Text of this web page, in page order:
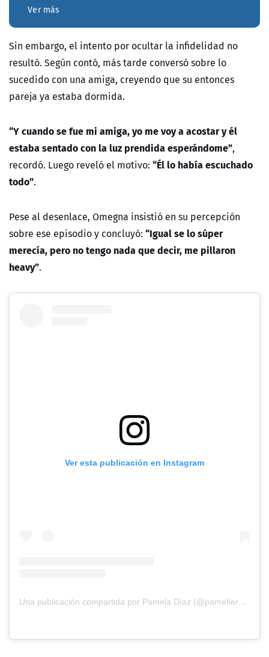
Ver más
Sin embargo, el intento por ocultar la infidelidad no
resultó. Según contó, más tarde conversó sobre lo
sucedido con una amiga, creyendo que su entonces
pareja ya estaba dormida.
“Y cuando se fue mi amiga, yo me voy a acostar y él
estaba sentado con la luz prendida esperándome”,
recordó. Luego reveló el motivo: “Él lo había escuchado
todo”.
Pese al desenlace, Omegna insistió en su percepción
sobre ese episodio y concluyó: “Igual se lo súper
merecía, pero no tengo nada que decir, me pillaron
heavy”.
Ver esta publicación en Instagram
Una publicación compartida por Pamela Díaz (@pamefieradiaz)